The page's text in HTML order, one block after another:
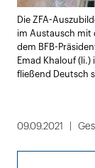
Die ZFA-
im Austausch mit
dem BFB-
Emad Khalouf
fließend Deutsch
09.09.2021